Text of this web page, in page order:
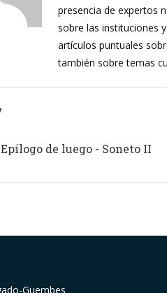
presencia de expertos
sobre las instituciones
artículos puntuales
también sobre temas
Epílogo de luego - Soneto II